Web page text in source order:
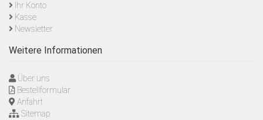
Ihr Konto
Kasse
Newsletter
Weitere Informationen
Über uns
Bestellformular
Anfahrt
Sitemap